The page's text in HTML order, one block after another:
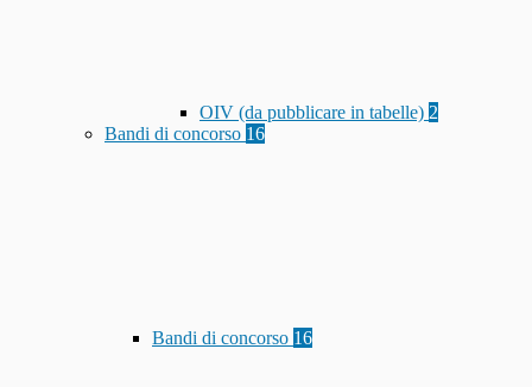
OIV (da pubblicare in tabelle) 2
Bandi di concorso 16
Bandi di concorso 16